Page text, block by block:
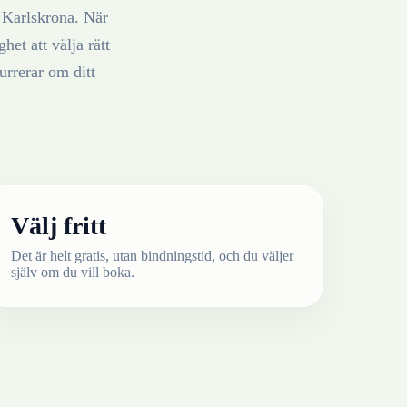
Karlskrona. När
att välja rätt
om ditt
Välj fritt
Det är helt gratis, utan bindningstid, och du väljer
själv om du vill boka.